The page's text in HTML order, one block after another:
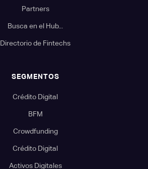
Partners
Busca en el Hub...
Directorio de Fintechs
SEGMENTOS
Crédito Digital
BFM
Crowdfunding
Crédito Digital
Activos Digitales